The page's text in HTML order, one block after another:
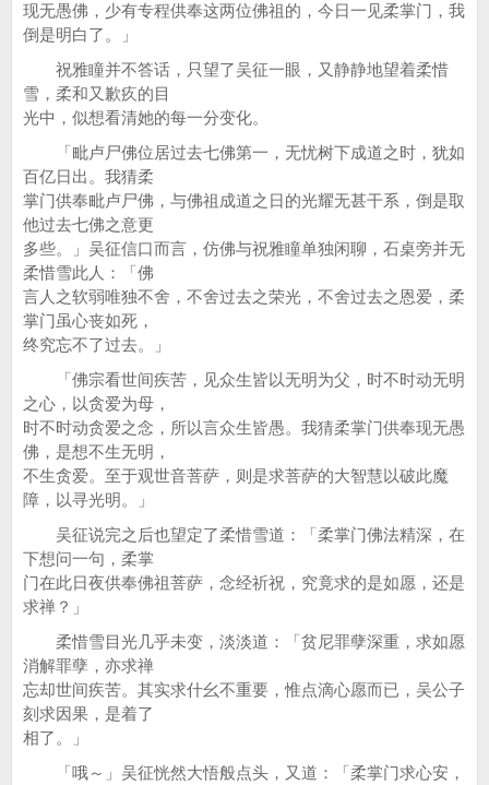
现无愚佛，少有专程供奉这两位佛祖的，今日一见柔掌门，我
倒是明白了。」
祝雅瞳并不答话，只望了吴征一眼，又静静地望着柔惜
雪，柔和又歉疚的目
光中，似想看清她的每一分变化。
「毗卢尸佛位居过去七佛第一，无忧树下成道之时，犹如
百亿日出。我猜柔
掌门供奉毗卢尸佛，与佛祖成道之日的光耀无甚干系，倒是取
他过去七佛之意更
多些。」吴征信口而言，仿佛与祝雅瞳单独闲聊，石桌旁并无
柔惜雪此人：「佛
言人之软弱唯独不舍，不舍过去之荣光，不舍过去之恩爱，柔
掌门虽心丧如死，
终究忘不了过去。」
「佛宗看世间疾苦，见众生皆以无明为父，时不时动无明
之心，以贪爱为母，
时不时动贪爱之念，所以言众生皆愚。我猜柔掌门供奉现无愚
佛，是想不生无明，
不生贪爱。至于观世音菩萨，则是求菩萨的大智慧以破此魔
障，以寻光明。」
吴征说完之后也望定了柔惜雪道：「柔掌门佛法精深，在
下想问一句，柔掌
门在此日夜供奉佛祖菩萨，念经祈祝，究竟求的是如愿，还是
求禅？」
柔惜雪目光几乎未变，淡淡道：「贫尼罪孽深重，求如愿
消解罪孽，亦求禅
忘却世间疾苦。其实求什幺不重要，惟点滴心愿而已，吴公子
刻求因果，是着了
相了。」
「哦～」吴征恍然大悟般点头，又道：「柔掌门求心安，